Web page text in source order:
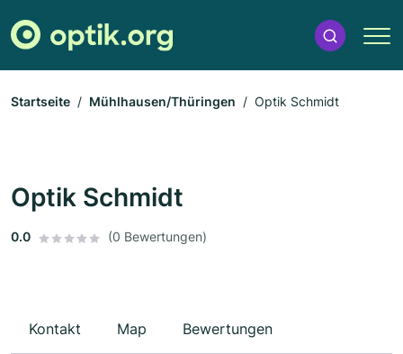
Startseite Mühlhausen/Thüringen Optik Schmidt
Optik Schmidt
0.0 (0 Bewertungen)
Kontakt Map Bewertungen